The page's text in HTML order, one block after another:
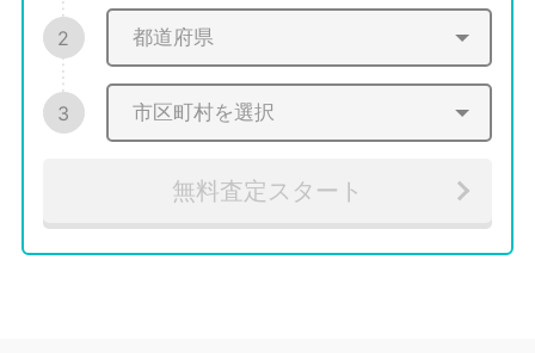
2
3
無料査定スタート